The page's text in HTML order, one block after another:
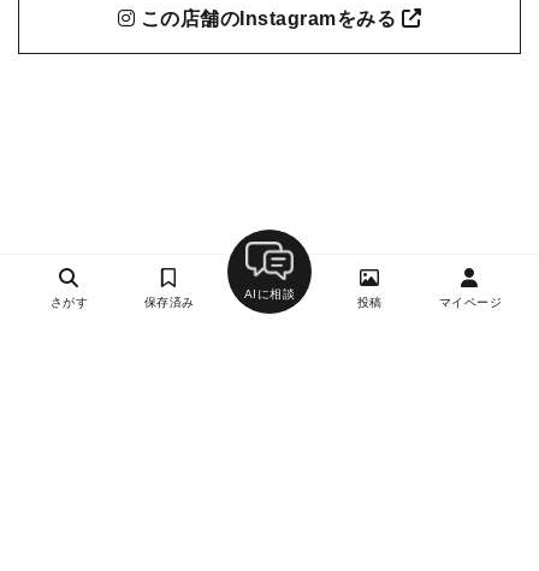
この店舗のInstagramをみる
さがす 保存済み
AIに相談
投稿 マイページ